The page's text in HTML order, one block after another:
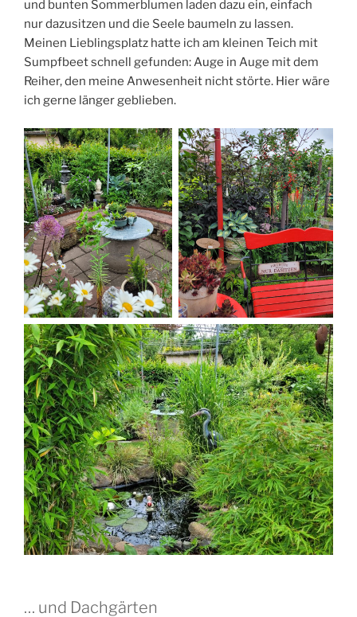
und bunten Sommerblumen laden dazu ein, einfach
nur dazusitzen und die Seele baumeln zu lassen.
Meinen Lieblingsplatz hatte ich am kleinen Teich mit
Sumpfbeet schnell gefunden: Auge in Auge mit dem
Reiher, den meine Anwesenheit nicht störte. Hier wäre
ich gerne länger geblieben.
… und Dachgärten